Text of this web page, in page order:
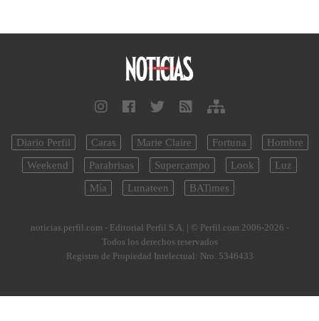
Diario Perfil Caras Marie Claire Fortuna
Hombre
Weekend
Parabrisas Supercampo Look
Luz
Mía
Lunateen BATimes
noticias.perfil.com - Editorial Perfil S.A. | © Perfil.com 2006-2026 -
Todos los derechos reservados
Registro de Propiedad Intelectual: Nro. 5346433